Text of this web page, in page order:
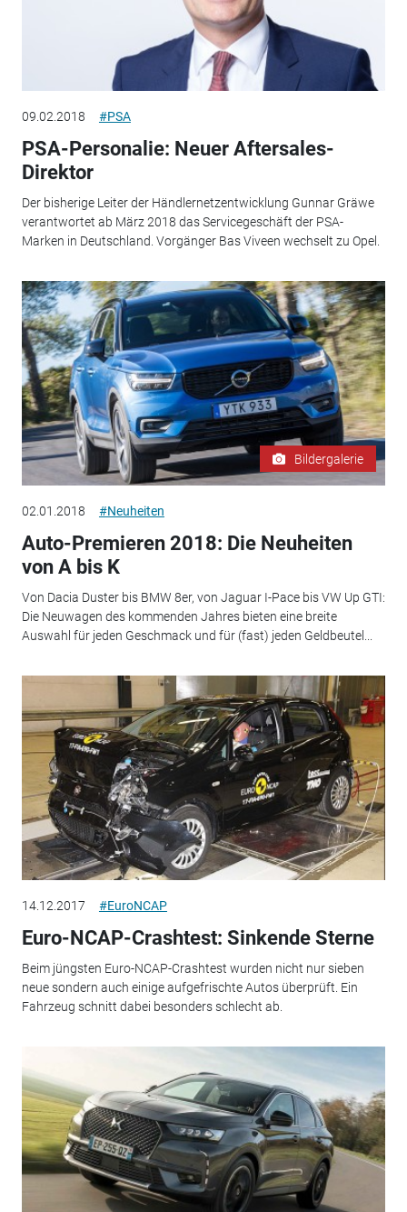
09.02.2018 #PSA
PSA-Personalie: Neuer Aftersales-
Direktor
Der bisherige Leiter der Händlernetzentwicklung Gunnar Gräwe
verantwortet ab März 2018 das Servicegeschäft der PSA-
Marken in Deutschland. Vorgänger Bas Viveen wechselt zu Opel.
Bildergalerie
02.01.2018 #Neuheiten
Auto-Premieren 2018: Die Neuheiten
von A bis K
Von Dacia Duster bis BMW 8er, von Jaguar I-Pace bis VW Up GTI:
Die Neuwagen des kommenden Jahres bieten eine breite
Auswahl für jeden Geschmack und für (fast) jeden Geldbeutel...
14.12.2017 #EuroNCAP
Euro-NCAP-Crashtest: Sinkende Sterne
Beim jüngsten Euro-NCAP-Crashtest wurden nicht nur sieben
neue sondern auch einige aufgefrischte Autos überprüft. Ein
Fahrzeug schnitt dabei besonders schlecht ab.